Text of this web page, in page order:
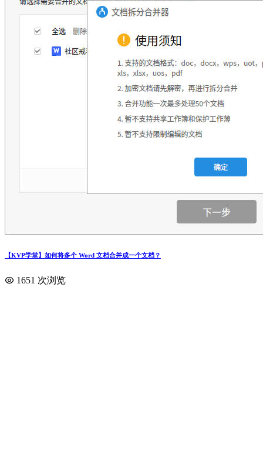
【KVP学堂】如何将多个 Word 文档合并成一个文档？
1651 次浏览